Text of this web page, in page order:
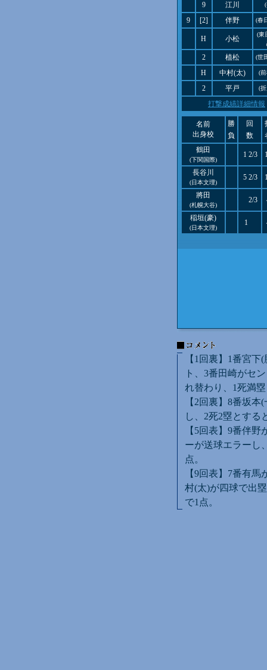
9 江川
9 [2] 伴野 (春
H 小松
(東
2 植松 (世
H 中村(太) (
2 平戸 (
打撃成績詳細情報
名前
出身校
勝
負
回
数
鶴田
(下関国際)
1 2/3
長谷川
(日本文理)
5 2/3
將田
(札幌大谷)
2/3
稲垣(豪)
(日本文理)
1
【1回裏】1番宮
ト、3番田崎がセ
れ替わり、1死満
【2回裏】8番坂
し、2死2塁とする
【5回表】9番伴
ーが送球エラーし
点。
【9回表】7番有
村(太)が四球で出
で1点。